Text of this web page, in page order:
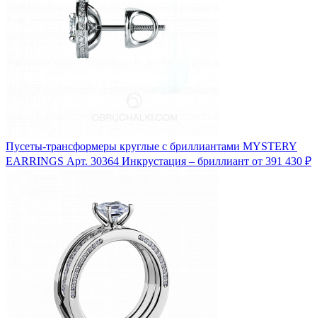
Пусеты-трансформеры круглые с бриллиантами MYSTERY
EARRINGS Арт. 30364 Инкрустация – бриллиант от 391 430 ₽